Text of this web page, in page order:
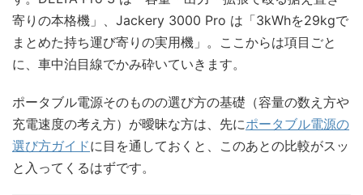
寄りの本格機」、Jackery 3000 Pro は「3kWhを29kgで
まとめた持ち運び寄りの実用機」。ここからは項目ごと
に、車中泊目線でかみ砕いていきます。
ポータブル電源そのものの選び方の基礎（容量の数え方や
充電速度の考え方）が曖昧な方は、先にポータブル電源の
選び方ガイドに目を通しておくと、このあとの比較がスッ
と入ってくるはずです。